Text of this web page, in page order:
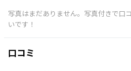
写真はまだありません。写真付きで口
いです！
口コミ